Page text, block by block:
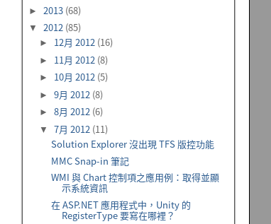
► 2013 (68)
▼ 2012 (85)
► 12月 2012 (16)
► 11月 2012 (8)
► 10月 2012 (5)
►9月 2012 (8)
►8月 2012 (6)
▼7月 2012 (11)
Solution Explorer 沒出現 TFS 版控功能
MMC Snap-in 筆記
WMI 與 Chart 控制項之應用例：取得並顯
示系統資訊
在 ASP.NET 應用程式中，Unity 的
RegisterType 要寫在哪裡？